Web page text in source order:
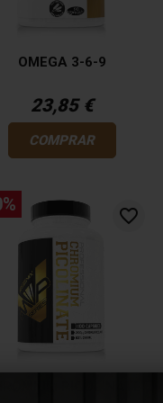
OMEGA 3-6-9
23,85 €
COMPRAR
favorite_border